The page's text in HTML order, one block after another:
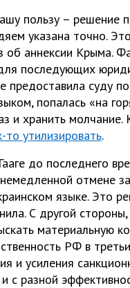
пользу – решение
указана точно.
аннексии Крыма.
последующих
предоставила суду
попалась «на
и хранить
то утилизировать.
до последнего
отмене
языке. Это
С другой
материальную
РФ в
и усиления
с разной